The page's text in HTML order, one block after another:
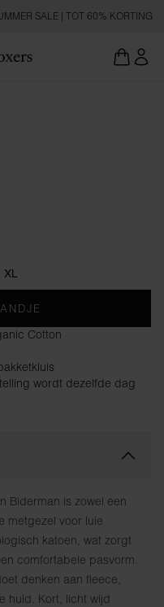
SALE | TOT 60% KORTING
XL
Cotton
wordt dezelfde dag
Biderman is zowel een
metgezel voor luie
katoen, wat zorgt
comfortabele pasvorm.
denken aan fleece,
huid. Kort, licht wijd